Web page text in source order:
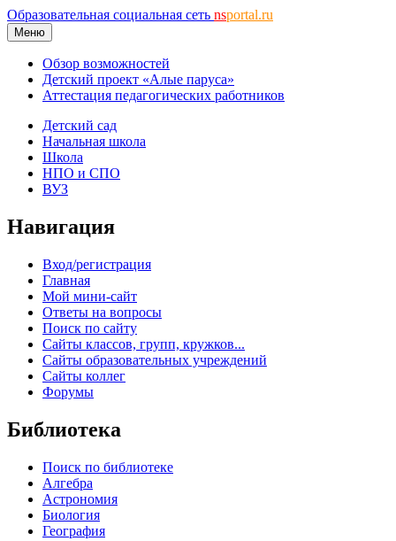
Образовательная социальная сеть nsportal.ru
Меню
Обзор возможностей
Детский проект «Алые паруса»
Аттестация педагогических работников
Детский сад
Начальная школа
Школа
НПО и СПО
ВУЗ
Навигация
Вход/регистрация
Главная
Мой мини-сайт
Ответы на вопросы
Поиск по сайту
Сайты классов, групп, кружков...
Сайты образовательных учреждений
Сайты коллег
Форумы
Библиотека
Поиск по библиотеке
Алгебра
Астрономия
Биология
География